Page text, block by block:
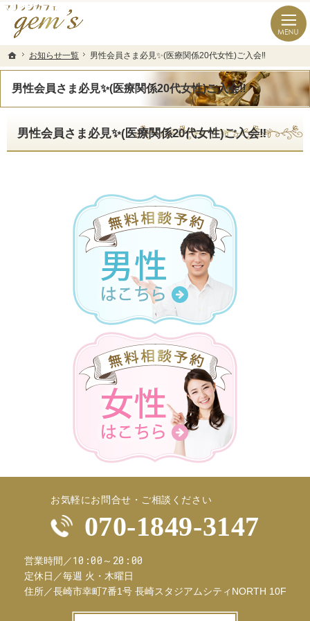
ホーム
お知らせ一覧 男性会員さま必見✨(医療関係20代女性)ご入会‼️
男性会員さま必見✨(医療関係20代女性)ご入会‼️
長崎県の婚活なら結婚相談所のマリッジカフェgem’ｓ（ジェムズ）
長崎県長崎市の結婚相談所マリッジカフェgem's(ジェムズ)
男性会員さま必見✨(医療関係20代女性)ご入会‼️
ホーム
お知らせ一覧 男性会員さま必見✨(医療関係20代女性)ご入会‼️
お気軽にお問合せ・ご相談ください
070-1849-3147
営業時間／10:00～20:00
定休日／毎週 火・木曜日
住所／長崎市幸町7番1号 長崎スタジアムシティNORTH 10F